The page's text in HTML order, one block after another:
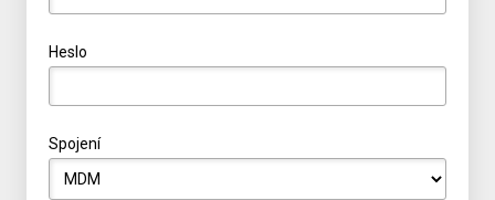
Heslo
Spojení